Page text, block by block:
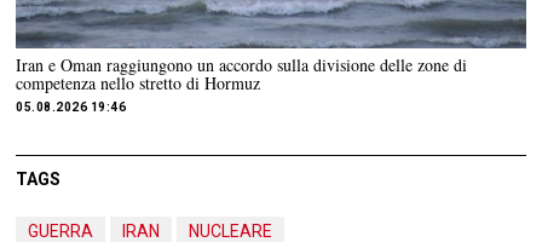
Iran e Oman raggiungono un accordo sulla divisione delle zone di
competenza nello stretto di Hormuz
05.08.2026 19:46
TAGS
GUERRA IRAN NUCLEARE